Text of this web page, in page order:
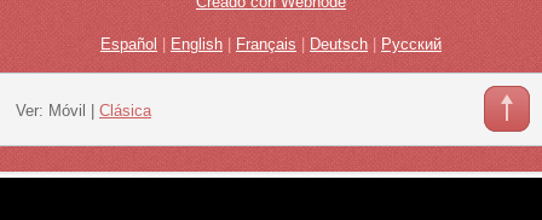
Español | English | Français | Deutsch | Русский
Ver: Móvil Clásica